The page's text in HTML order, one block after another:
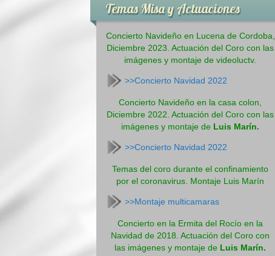
Temas Misa y Actuaciones
Concierto Navideño en Lucena de Cordoba,
Diciembre 2023. Actuación del Coro con las
imágenes y montaje de videoluctv.
>>Concierto Navidad 2022
Concierto Navideño en la casa colon,
Diciembre 2022. Actuación del Coro con las
imágenes y montaje de Luis Marín.
>>Concierto Navidad 2022
Temas del coro durante el confinamiento
por el coronavirus. Montaje Luis Marín
>>Montaje multicamaras
Concierto en la Ermita del Rocío en la
Navidad de 2018. Actuación del Coro con
las imágenes y montaje de Luis Marín.